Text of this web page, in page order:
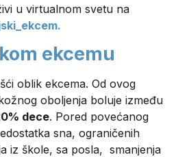
u virtualnom svetu na
ekcemu
oblik ekcema. Od ovog
oboljenja boluje između
dece. Pored povećanog
sna, ograničenih
iz škole, sa posla, smanjenja